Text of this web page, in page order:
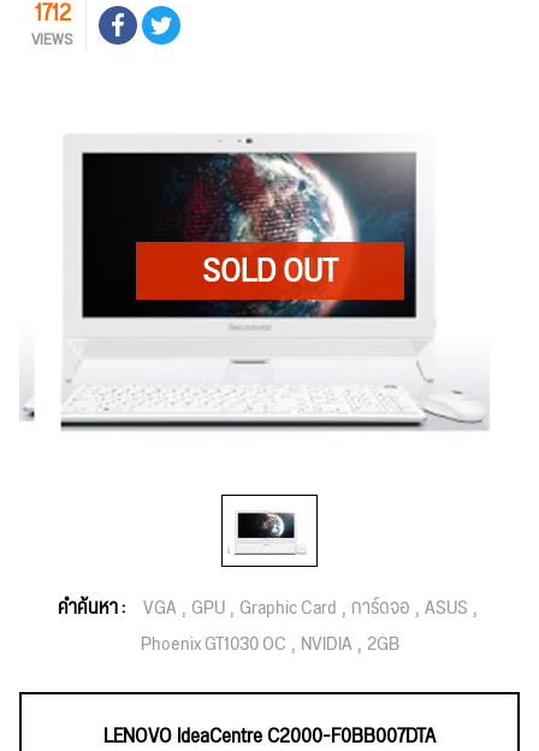
1712
VIEWS
คำค้นหา : VGA GPU Graphic Card การ์ดจอ ASUS
Phoenix GT1030 OC NVIDIA 2GB
LENOVO IdeaCentre C2000-F0BB007DTA